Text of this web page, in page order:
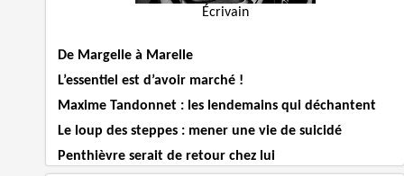
Écrivain
De Margelle à Marelle
L’essentiel est d’avoir marché !
Maxime Tandonnet : les lendemains qui déchantent
Le loup des steppes : mener une vie de suicidé
Penthièvre serait de retour chez lui